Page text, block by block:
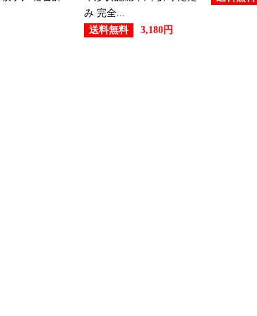
スポーツ・アウトドアランキング：23位
み 完全...
送料無料
3,180円